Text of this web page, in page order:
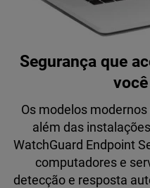
Segurança que
Os modelos
além das
WatchGuard Endpoint
computadores e
detecção e resposta